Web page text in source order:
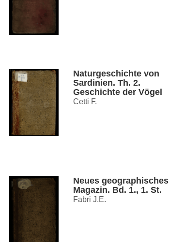
Naturgeschichte von
Sardinien. Th. 2.
Geschichte der Vögel
Cetti F.
Neues geographisches
Magazin. Bd. 1., 1. St.
Fabri J.E.